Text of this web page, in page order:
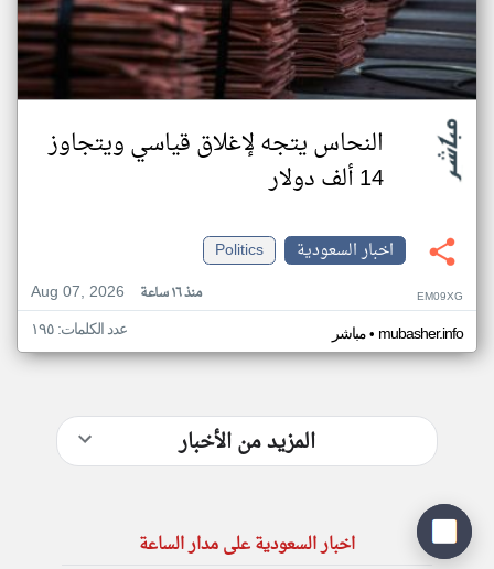
النحاس يتجه لإغلاق قياسي ويتجاوز
14 ألف دولار
اخبار السعودية
Politics
Aug 07, 2026
منذ ١٦ ساعة EM09XG
مباشر• mubasher.info عدد الكلمات: ١٩٥
المزيد من الأخبار
اخبار السعودية على مدار الساعة